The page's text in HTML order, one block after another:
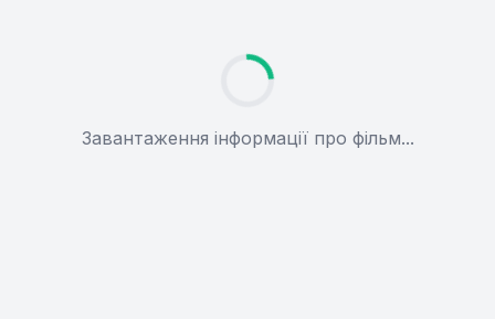
Завантаження інформації про фільм...